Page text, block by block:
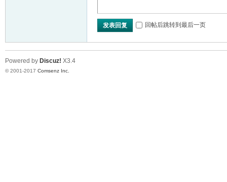
发表回复 回帖后跳转到最后一页
Powered by Discuz! X3.4
© 2001-2017 Comsenz Inc.